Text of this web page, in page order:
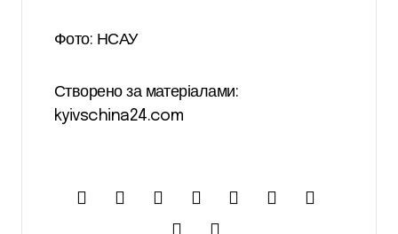
Фото: НСАУ
Створено за матеріалами:
kyivschina24.com